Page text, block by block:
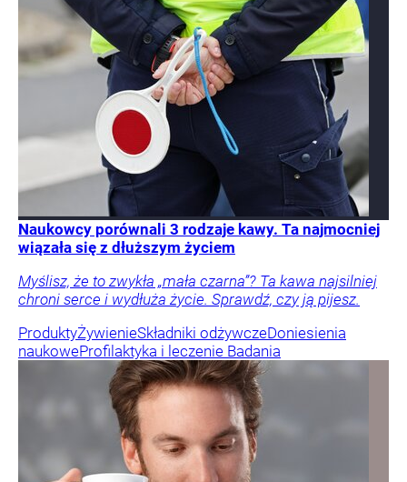
Naukowcy porównali 3 rodzaje kawy. Ta najmocniej
wiązała się z dłuższym życiem
Myślisz, że to zwykła „mała czarna”? Ta kawa najsilniej
chroni serce i wydłuża życie. Sprawdź, czy ją pijesz.
ProduktyŻywienieSkładniki odżywczeDoniesienia
naukoweProfilaktyka i leczenie Badania